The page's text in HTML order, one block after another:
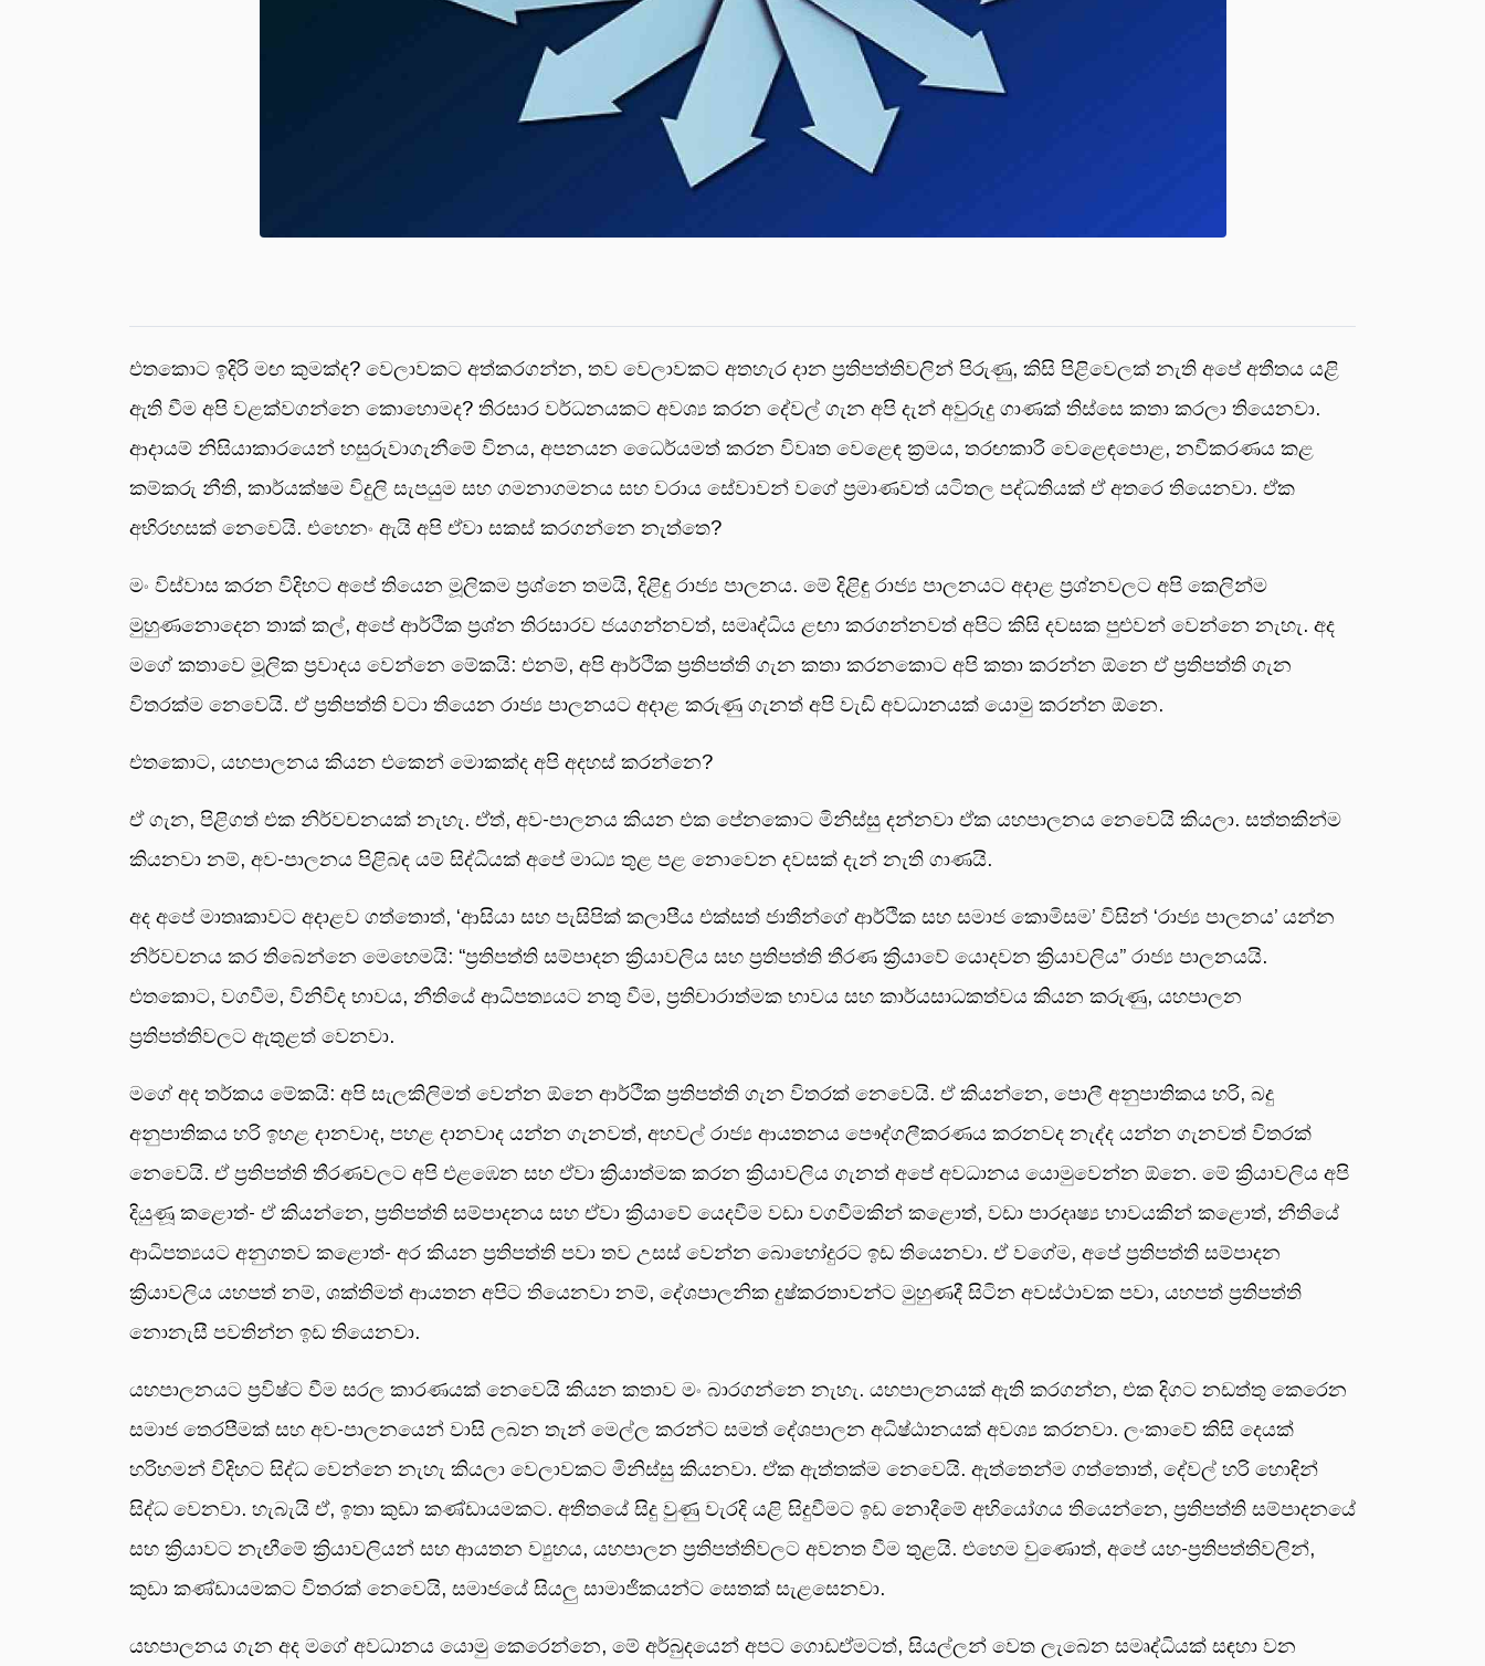
එතකොට ඉදිරි මඟ කුමක්ද? වෙලාවකට අත්කරගන්න, තව වෙලාවකට අතහැර දාන ප්‍රතිපත්තිවලින් පිරුණු, කිසි පිළිවෙලක් නැති අපේ අතීතය යළි
ඇති වීම අපි වළක්වගන්නෙ කොහොමද? තිරසාර වර්ධනයකට අවශ්‍ය කරන දේවල් ගැන අපි දැන් අවුරුදු ගාණක් තිස්සෙ කතා කරලා තියෙනවා.
ආදායම් නිසියාකාරයෙන් හසුරුවාගැනීමේ විනය, අපනයන ධෛර්යමත් කරන විවෘත වෙළෙඳ ක්‍රමය, තරඟකාරී වෙළෙඳපොළ, නවීකරණය කළ
කම්කරු නීති, කාර්යක්ෂම විදුලි සැපයුම සහ ගමනාගමනය සහ වරාය සේවාවන් වගේ ප්‍රමාණවත් යටිතල පද්ධතියක් ඒ අතරෙ තියෙනවා. ඒක
අභිරහසක් නෙවෙයි. එහෙනං ඇයි අපි ඒවා සකස් කරගන්නෙ නැත්තෙ?
මං විස්වාස කරන විදිහට අපේ තියෙන මූලිකම ප්‍රශ්නෙ තමයි, දිළිඳු රාජ්‍ය පාලනය. මේ දිළිඳු රාජ්‍ය පාලනයට අදාළ ප්‍රශ්නවලට අපි කෙලින්ම
මුහුණනොදෙන තාක් කල්, අපේ ආර්ථික ප්‍රශ්න තිරසාරව ජයගන්නවත්, සමෘද්ධිය ළඟා කරගන්නවත් අපිට කිසි දවසක පුළුවන් වෙන්නෙ නැහැ. අද
මගේ කතාවෙ මූලික ප්‍රවාදය වෙන්නෙ මේකයි: එනම්, අපි ආර්ථික ප්‍රතිපත්ති ගැන කතා කරනකොට අපි කතා කරන්න ඕනෙ ඒ ප්‍රතිපත්ති ගැන
විතරක්ම නෙවෙයි. ඒ ප්‍රතිපත්ති වටා තියෙන රාජ්‍ය පාලනයට අදාළ කරුණු ගැනත් අපි වැඩි අවධානයක් යොමු කරන්න ඕනෙ.
එතකොට, යහපාලනය කියන එකෙන් මොකක්ද අපි අදහස් කරන්නෙ?
ඒ ගැන, පිළිගත් එක නිර්වචනයක් නැහැ. ඒත්, අව-පාලනය කියන එක පේනකොට මිනිස්සු දන්නවා ඒක යහපාලනය නෙවෙයි කියලා. සත්තකින්ම
කියනවා නම්, අව-පාලනය පිළිබඳ යම් සිද්ධියක් අපේ මාධ්‍ය තුළ පළ නොවෙන දවසක් දැන් නැති ගාණයි.
අද අපේ මාතෘකාවට අදාළව ගත්තොත්, ‘ආසියා සහ පැසිපික් කලාපීය එක්සත් ජාතීන්ගේ ආර්ථික සහ සමාජ කොමිසම’ විසින් ‘රාජ්‍ය පාලනය’ යන්න
නිර්වචනය කර තිබෙන්නෙ මෙහෙමයි: “ප්‍රතිපත්ති සම්පාදන ක්‍රියාවලිය සහ ප්‍රතිපත්ති තීරණ ක්‍රියාවේ යොදවන ක්‍රියාවලිය” රාජ්‍ය පාලනයයි.
එතකොට, වගවීම, විනිවිද භාවය, නීතියේ ආධිපත්‍යයට නතු වීම, ප්‍රතිචාරාත්මක භාවය සහ කාර්යසාධකත්වය කියන කරුණු, යහපාලන
ප්‍රතිපත්තිවලට ඇතුළත් වෙනවා.
මගේ අද තර්කය මේකයි: අපි සැලකිලිමත් වෙන්න ඕනෙ ආර්ථික ප්‍රතිපත්ති ගැන විතරක් නෙවෙයි. ඒ කියන්නෙ, පොලී අනුපාතිකය හරි, බදු
අනුපාතිකය හරි ඉහළ දානවාද, පහළ දානවාද යන්න ගැනවත්, අහවල් රාජ්‍ය ආයතනය පෞද්ගලීකරණය කරනවද නැද්ද යන්න ගැනවත් විතරක්
නෙවෙයි. ඒ ප්‍රතිපත්ති තීරණවලට අපි එළඹෙන සහ ඒවා ක්‍රියාත්මක කරන ක්‍රියාවලිය ගැනත් අපේ අවධානය යොමුවෙන්න ඕනෙ. මේ ක්‍රියාවලිය අපි
දියුණූ කළොත්- ඒ කියන්නෙ, ප්‍රතිපත්ති සම්පාදනය සහ ඒවා ක්‍රියාවේ යෙදවීම වඩා වගවීමකින් කළොත්, වඩා පාරදෘෂ්‍ය භාවයකින් කළොත්, නීතියේ
ආධිපත්‍යයට අනුගතව කළොත්- අර කියන ප්‍රතිපත්ති පවා තව උසස් වෙන්න බොහෝදුරට ඉඩ තියෙනවා. ඒ වගේම, අපේ ප්‍රතිපත්ති සම්පාදන
ක්‍රියාවලිය යහපත් නම්, ශක්තිමත් ආයතන අපිට තියෙනවා නම්, දේශපාලනික දුෂ්කරතාවන්ට මුහුණදී සිටින අවස්ථාවක පවා, යහපත් ප්‍රතිපත්ති
නොනැසී පවතින්න ඉඩ තියෙනවා.
යහපාලනයට ප්‍රවිෂ්ට වීම සරල කාරණයක් නෙවෙයි කියන කතාව මං බාරගන්නෙ නැහැ. යහපාලනයක් ඇති කරගන්න, එක දිගට නඩත්තු කෙරෙන
සමාජ තෙරපීමක් සහ අව-පාලනයෙන් වාසි ලබන තැන් මෙල්ල කරන්ට සමත් දේශපාලන අධිෂ්ඨානයක් අවශ්‍ය කරනවා. ලංකාවේ කිසි දෙයක්
හරිහමන් විදිහට සිද්ධ වෙන්නෙ නැහැ කියලා වෙලාවකට මිනිස්සු කියනවා. ඒක ඇත්තක්ම නෙවෙයි. ඇත්තෙන්ම ගත්තොත්, දේවල් හරි හොඳින්
සිද්ධ වෙනවා. හැබැයි ඒ, ඉතා කුඩා කණ්ඩායමකට. අතීතයේ සිදු වුණු වැරදි යළි සිදුවීමට ඉඩ නොදීමේ අභියෝගය තියෙන්නෙ, ප්‍රතිපත්ති සම්පාදනයේ
සහ ක්‍රියාවට නැඟීමේ ක්‍රියාවලියන් සහ ආයතන ව්‍යුහය, යහපාලන ප්‍රතිපත්තිවලට අවනත වීම තුළයි. එහෙම වුණොත්, අපේ යහ-ප්‍රතිපත්තිවලින්,
කුඩා කණ්ඩායමකට විතරක් නෙවෙයි, සමාජයේ සියලු සාමාජිකයන්ට සෙතක් සැළසෙනවා.
යහපාලනය ගැන අද මගේ අවධානය යොමු කෙරෙන්නෙ, මේ අර්බුදයෙන් අපට ගොඩඒමටත්, සියල්ලන් වෙත ලැබෙන සමෘද්ධියක් සඳහා වන